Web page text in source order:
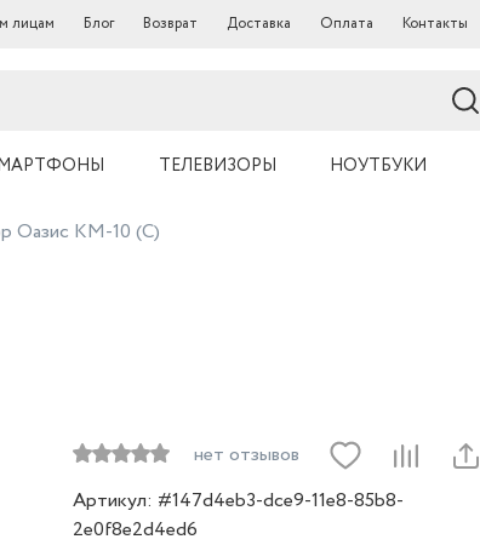
лицам Блог Возврат Доставка Оплата Контакты
ТЕЛЕВИЗОРЫ НОУТБУКИ
Оазис KM-10 (C)
нет отзывов
Артикул: #147d4eb3-dce9-11e8-85b8-
2e0f8e2d4ed6